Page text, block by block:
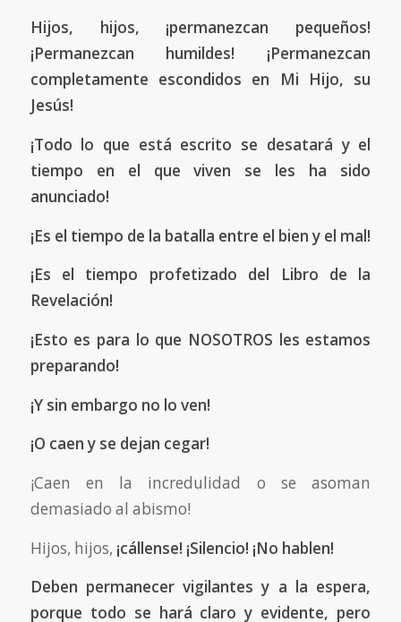
Hijos, hijos, ¡permanezcan pequeños!
¡Permanezcan humildes! ¡Permanezcan
completamente escondidos en Mi Hijo, su
Jesús!
¡Todo lo que está escrito se desatará y el
tiempo en el que viven se les ha sido
anunciado!
¡Es el tiempo de la batalla entre el bien y el mal!
¡Es el tiempo profetizado del Libro de la
Revelación!
¡Esto es para lo que NOSOTROS les estamos
preparando!
¡Y sin embargo no lo ven!
¡O caen y se dejan cegar!
¡Caen en la incredulidad o se asoman
demasiado al abismo!
Hijos, hijos, ¡cállense! ¡Silencio! ¡No hablen!
Deben permanecer vigilantes y a la espera,
porque todo se hará claro y evidente, pero